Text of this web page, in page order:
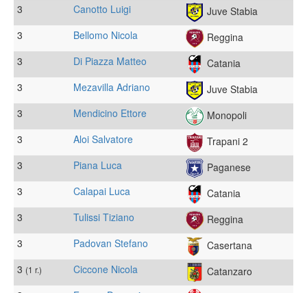
3
Canotto Luigi
Juve Stabia
3
Bellomo Nicola
Reggina
3
Di Piazza Matteo
Catania
3
Mezavilla Adriano
Juve Stabia
3
Mendicino Ettore
Monopoli
3
Aloi Salvatore
Trapani 2
3
Piana Luca
Paganese
3
Calapai Luca
Catania
3
Tulissi Tiziano
Reggina
3
Padovan Stefano
Casertana
3 (1 r.) Ciccone Nicola
Catanzaro